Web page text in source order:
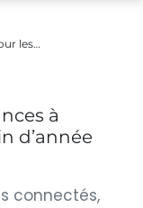
les…
à
d’année
connectés,